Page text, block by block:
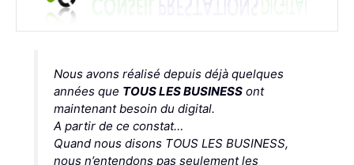
Nous avons réalisé depuis déjà quelques
années que TOUS LES BUSINESSont
maintenant besoin du digital.
A partir de ce constat…
Quand nous disons TOUS LES BUSINESS,
nous n’entendons pas seulement les